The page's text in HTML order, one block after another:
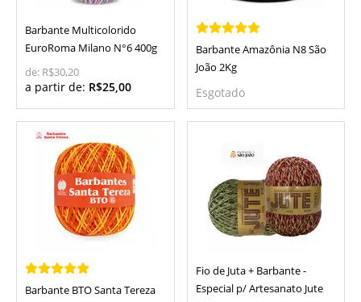
Barbante Multicolorido
EuroRoma Milano N°6 400g
de: R$30,20
a partir de: R$25,00
Barbante Amazônia N8 São
João 2Kg
Esgotado
Barbante BTO Santa Tereza
Fio de Juta + Barbante -
Especial p/ Artesanato Jute